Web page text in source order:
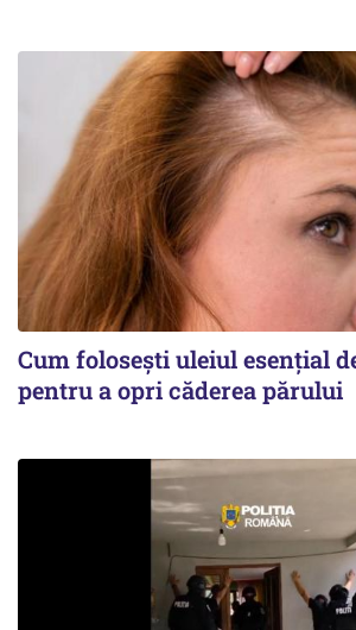
Cum folosești uleiul esențial
pentru a opri căderea părului